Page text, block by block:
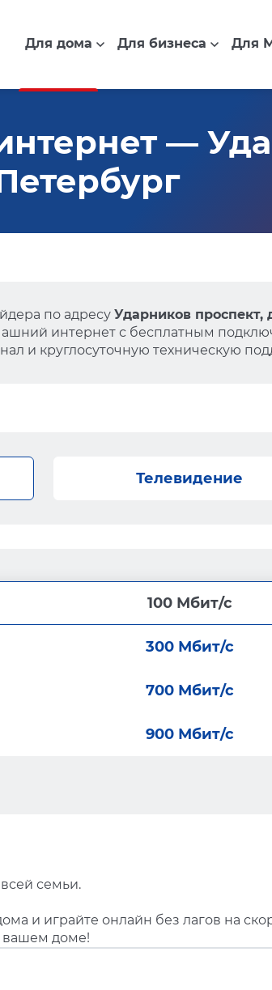
Для дома Для бизнеса Для
—
по адресу Ударников проспект,
интернет с бесплатным
и круглосуточную техническую
Телевидение
100 Мбит/с
300 Мбит/с
700 Мбит/с
900 Мбит/с
семьи.
и играйте онлайн без лагов на
вашем доме!